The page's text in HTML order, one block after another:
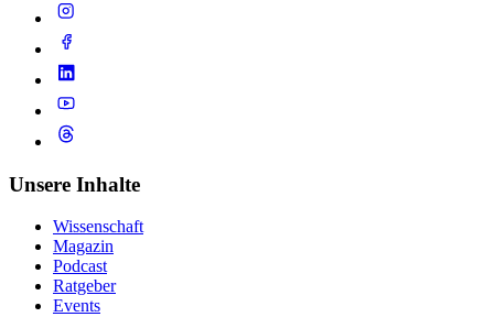
Unsere Inhalte
Wissenschaft
Magazin
Podcast
Ratgeber
Events